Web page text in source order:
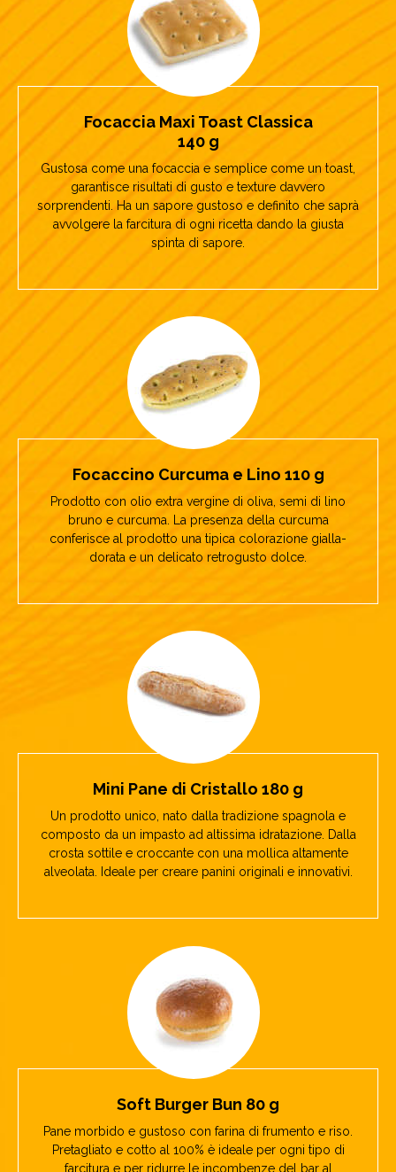
Focaccia Maxi Toast Classica
140 g
Gustosa come una focaccia e semplice come un toast,
garantisce risultati di gusto e texture davvero
sorprendenti. Ha un sapore gustoso e definito che saprà
avvolgere la farcitura di ogni ricetta dando la giusta
spinta di sapore.
Focaccino Curcuma e Lino 110 g
Prodotto con olio extra vergine di oliva, semi di lino
bruno e curcuma. La presenza della curcuma
conferisce al prodotto una tipica colorazione gialla-
dorata e un delicato retrogusto dolce.
Mini Pane di Cristallo 180 g
Un prodotto unico, nato dalla tradizione spagnola e
composto da un impasto ad altissima idratazione. Dalla
crosta sottile e croccante con una mollica altamente
alveolata. Ideale per creare panini originali e innovativi.
Soft Burger Bun 80 g
Pane morbido e gustoso con farina di frumento e riso.
Pretagliato e cotto al 100% è ideale per ogni tipo di
farcitura e per ridurre le incombenze del bar al